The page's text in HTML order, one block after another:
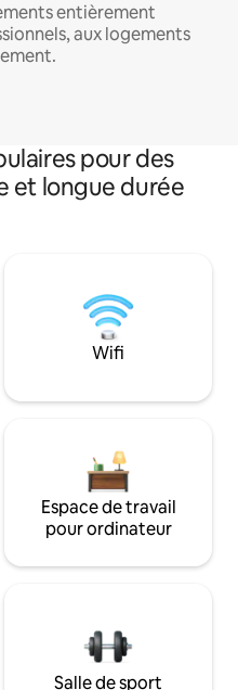
entièrement
aux logements
pour des
et longue durée
Wifi
Espace de travail
pour ordinateur
Salle de sport